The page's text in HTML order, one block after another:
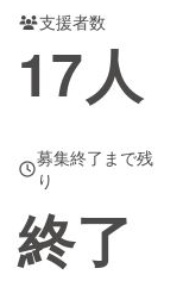
支援者数
17人
募集終了まで残
り
終了